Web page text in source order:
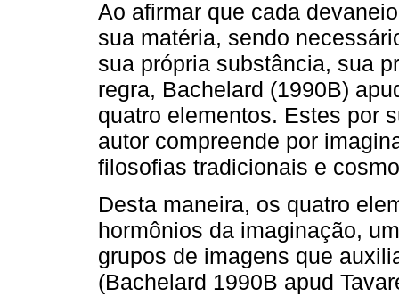
Ao afirmar que cada
sua matéria, sendo
sua própria substância, sua
regra, Bachelard (1990B)
quatro elementos. Estes por
autor compreende por
filosofias tradicionais e
Desta maneira, os quatro
hormônios da imaginação,
grupos de imagens que
(Bachelard 1990B apud